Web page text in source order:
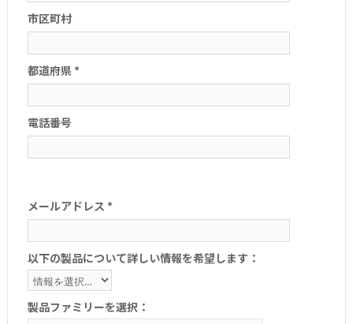
市区町村
都道府県 *
電話番号
メールアドレス *
以下の製品について詳しい情報を希望します：
製品ファミリーを選択：